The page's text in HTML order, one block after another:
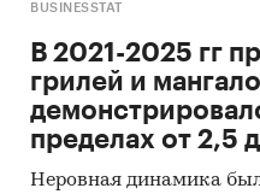
BUSINESSTAT
В 2021-2025 гг
грилей и
пределах от 2,5
Неровная динамика